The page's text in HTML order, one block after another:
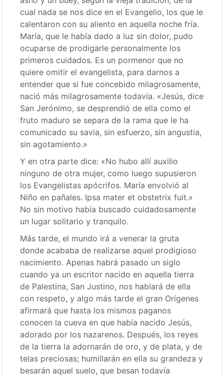
cual nada se nos dice en el Evangelio, los que le
calentaron con su aliento en aquella noche fría.
María, que le había dado a luz sin dolor, pudo
ocuparse de prodigarle personalmente los
primeros cuidados. Es un pormenor que no
quiere omitir el evangelista, para darnos a
entender que si fue concebido milagrosamente,
nació más milagrosamente todavía. «Jesús, dice
San Jerónimo, se desprendió de ella como el
fruto maduro se separa de la rama que le ha
comunicado su savia, sin esfuerzo, sin angustia,
sin agotamiento.»
Y en otra parte dice: «No hubo allí auxilio
ninguno de otra mujer, como luego supusieron
los Evangelistas apócrifos. María envolvió al
Niño en pañales. Ipsa mater et obstetrix fuit.»
No sin motivo había buscado cuidadosamente
un lugar solitario y tranquilo.
Más tarde, el mundo irá a venerar la gruta
donde acababa de realizarse aquel prodigioso
nacimiento. Apenas habrá pasado un siglo
cuando ya un escritor nacido en aquella tierra
de Palestina, San Justino, nos hablará de ella
con respeto, y algo más tarde el gran Orígenes
afirmará que hasta los mismos paganos
conocen la cueva en que había nacido Jesús,
adorado por los nazarenos. Después, los reyes
de la tierra la adornarán de oro, y de plata, y de
telas preciosas; humillarán en ella su grandeza y
besarán aquel suelo, que besan todavía